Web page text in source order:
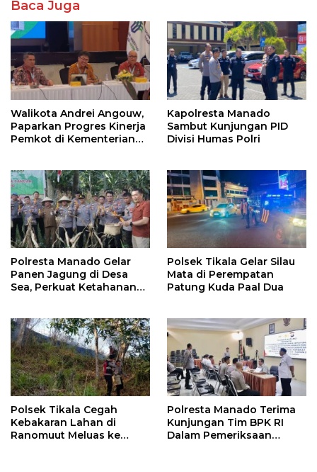
Baca Juga
Walikota Andrei Angouw,
Paparkan Progres Kinerja
Pemkot di Kementerian
Kapolresta Manado
Sambut Kunjungan PID
Divisi Humas Polri
Polresta Manado Gelar
Panen Jagung di Desa
Sea, Perkuat Ketahanan
Polsek Tikala Gelar Silau
Mata di Perempatan
Patung Kuda Paal Dua
Polsek Tikala Cegah
Kebakaran Lahan di
Ranomuut Meluas ke
Polresta Manado Terima
Kunjungan Tim BPK RI
Dalam Pemeriksaan